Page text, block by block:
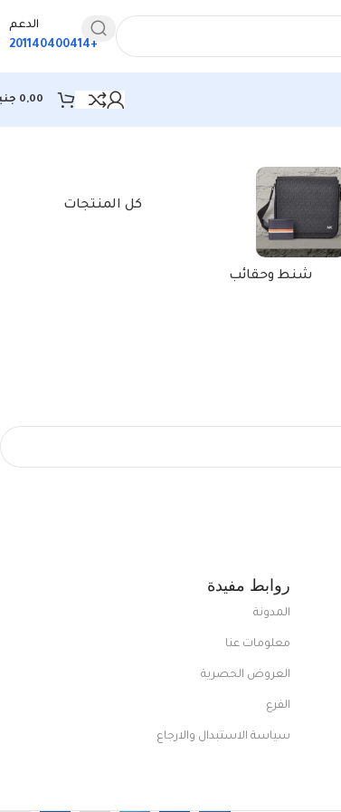
الدعم
+201140400414
0,00
شنط وحقائب
كل المنتجات
روابط مفيدة
المدونة
معلومات عنا
العروض الحصرية
الفرع
سياسة الاستبدال والارجاع